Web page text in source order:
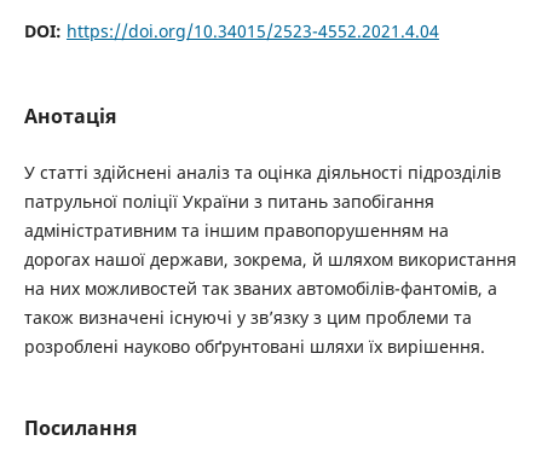
DOI: https://doi.org/10.34015/2523-4552.2021.4.04
Анотація
У статті здійснені аналіз та оцінка діяльності підрозділів
патрульної поліції України з питань запобігання
адміністративним та іншим правопорушенням на
дорогах нашої держави, зокрема, й шляхом використання
на них можливостей так званих автомобілів-фантомів, а
також визначені існуючі у зв’язку з цим проблеми та
розроблені науково обґрунтовані шляхи їх вирішення.
Посилання